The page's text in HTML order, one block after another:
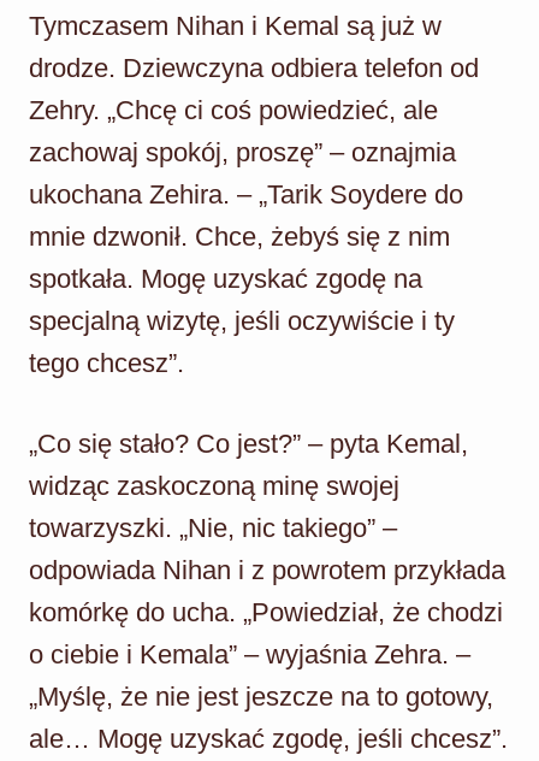
Tymczasem Nihan i Kemal są już w
drodze. Dziewczyna odbiera telefon od
Zehry. „Chcę ci coś powiedzieć, ale
zachowaj spokój, proszę” – oznajmia
ukochana Zehira. – „Tarik Soydere do
mnie dzwonił. Chce, żebyś się z nim
spotkała. Mogę uzyskać zgodę na
specjalną wizytę, jeśli oczywiście i ty
tego chcesz”.
„Co się stało? Co jest?” – pyta Kemal,
widząc zaskoczoną minę swojej
towarzyszki. „Nie, nic takiego” –
odpowiada Nihan i z powrotem przykłada
komórkę do ucha. „Powiedział, że chodzi
o ciebie i Kemala” – wyjaśnia Zehra. –
„Myślę, że nie jest jeszcze na to gotowy,
ale… Mogę uzyskać zgodę, jeśli chcesz”.